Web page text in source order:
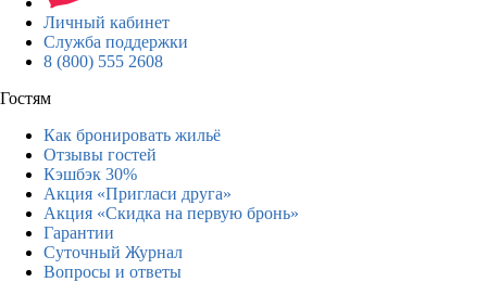
Личный кабинет
Служба поддержки
8 (800) 555 2608
Гостям
Как бронировать жильё
Отзывы гостей
Кэшбэк 30%
Акция «Пригласи друга»
Акция «Скидка на первую бронь»
Гарантии
Суточный Журнал
Вопросы и ответы